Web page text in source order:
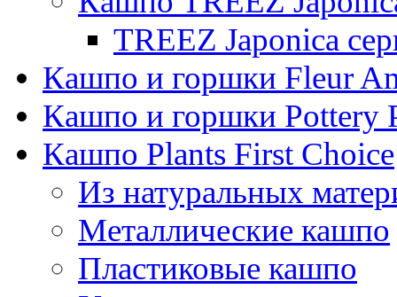
TREEZ Japonica
Кашпо и горшки Fleur
Кашпо и горшки Pottery
Кашпо Plants First Choice
Из натуральных
Металлические кашпо
Пластиковые кашпо